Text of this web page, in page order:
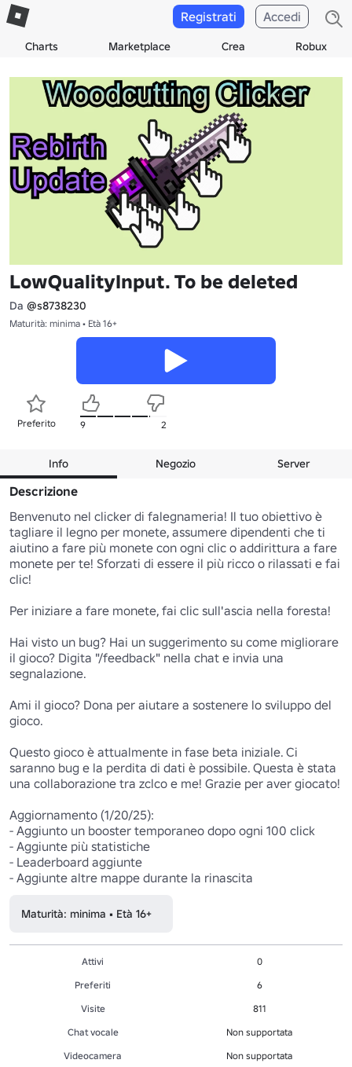
Charts Marketplace Crea Robux
Registrati Accedi
LowQualityInput. To be deleted
Da @s8738230
Maturità: minima • Età 16+
Preferito 9 2
Info Negozio Server
Descrizione
Benvenuto nel clicker di falegnameria! Il tuo obiettivo è
tagliare il legno per monete, assumere dipendenti che ti
aiutino a fare più monete con ogni clic o addirittura a fare
monete per te! Sforzati di essere il più ricco o rilassati e fai
clic!
Per iniziare a fare monete, fai clic sull'ascia nella foresta!
Hai visto un bug? Hai un suggerimento su come migliorare
il gioco? Digita "/feedback" nella chat e invia una
segnalazione.
Ami il gioco? Dona per aiutare a sostenere lo sviluppo del
gioco.
Questo gioco è attualmente in fase beta iniziale. Ci
saranno bug e la perdita di dati è possibile. Questa è stata
una collaborazione tra zclco e me! Grazie per aver giocato!
Aggiornamento (1/20/25):
- Aggiunto un booster temporaneo dopo ogni 100 click
- Aggiunte più statistiche
- Leaderboard aggiunte
Maturità: minima • Età 16+
Attivi
0
Preferiti
6
Visite
811
Chat vocale
Non supportata
Videocamera
Non supportata